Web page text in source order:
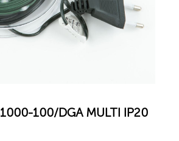
100/DGA MULTI IP20